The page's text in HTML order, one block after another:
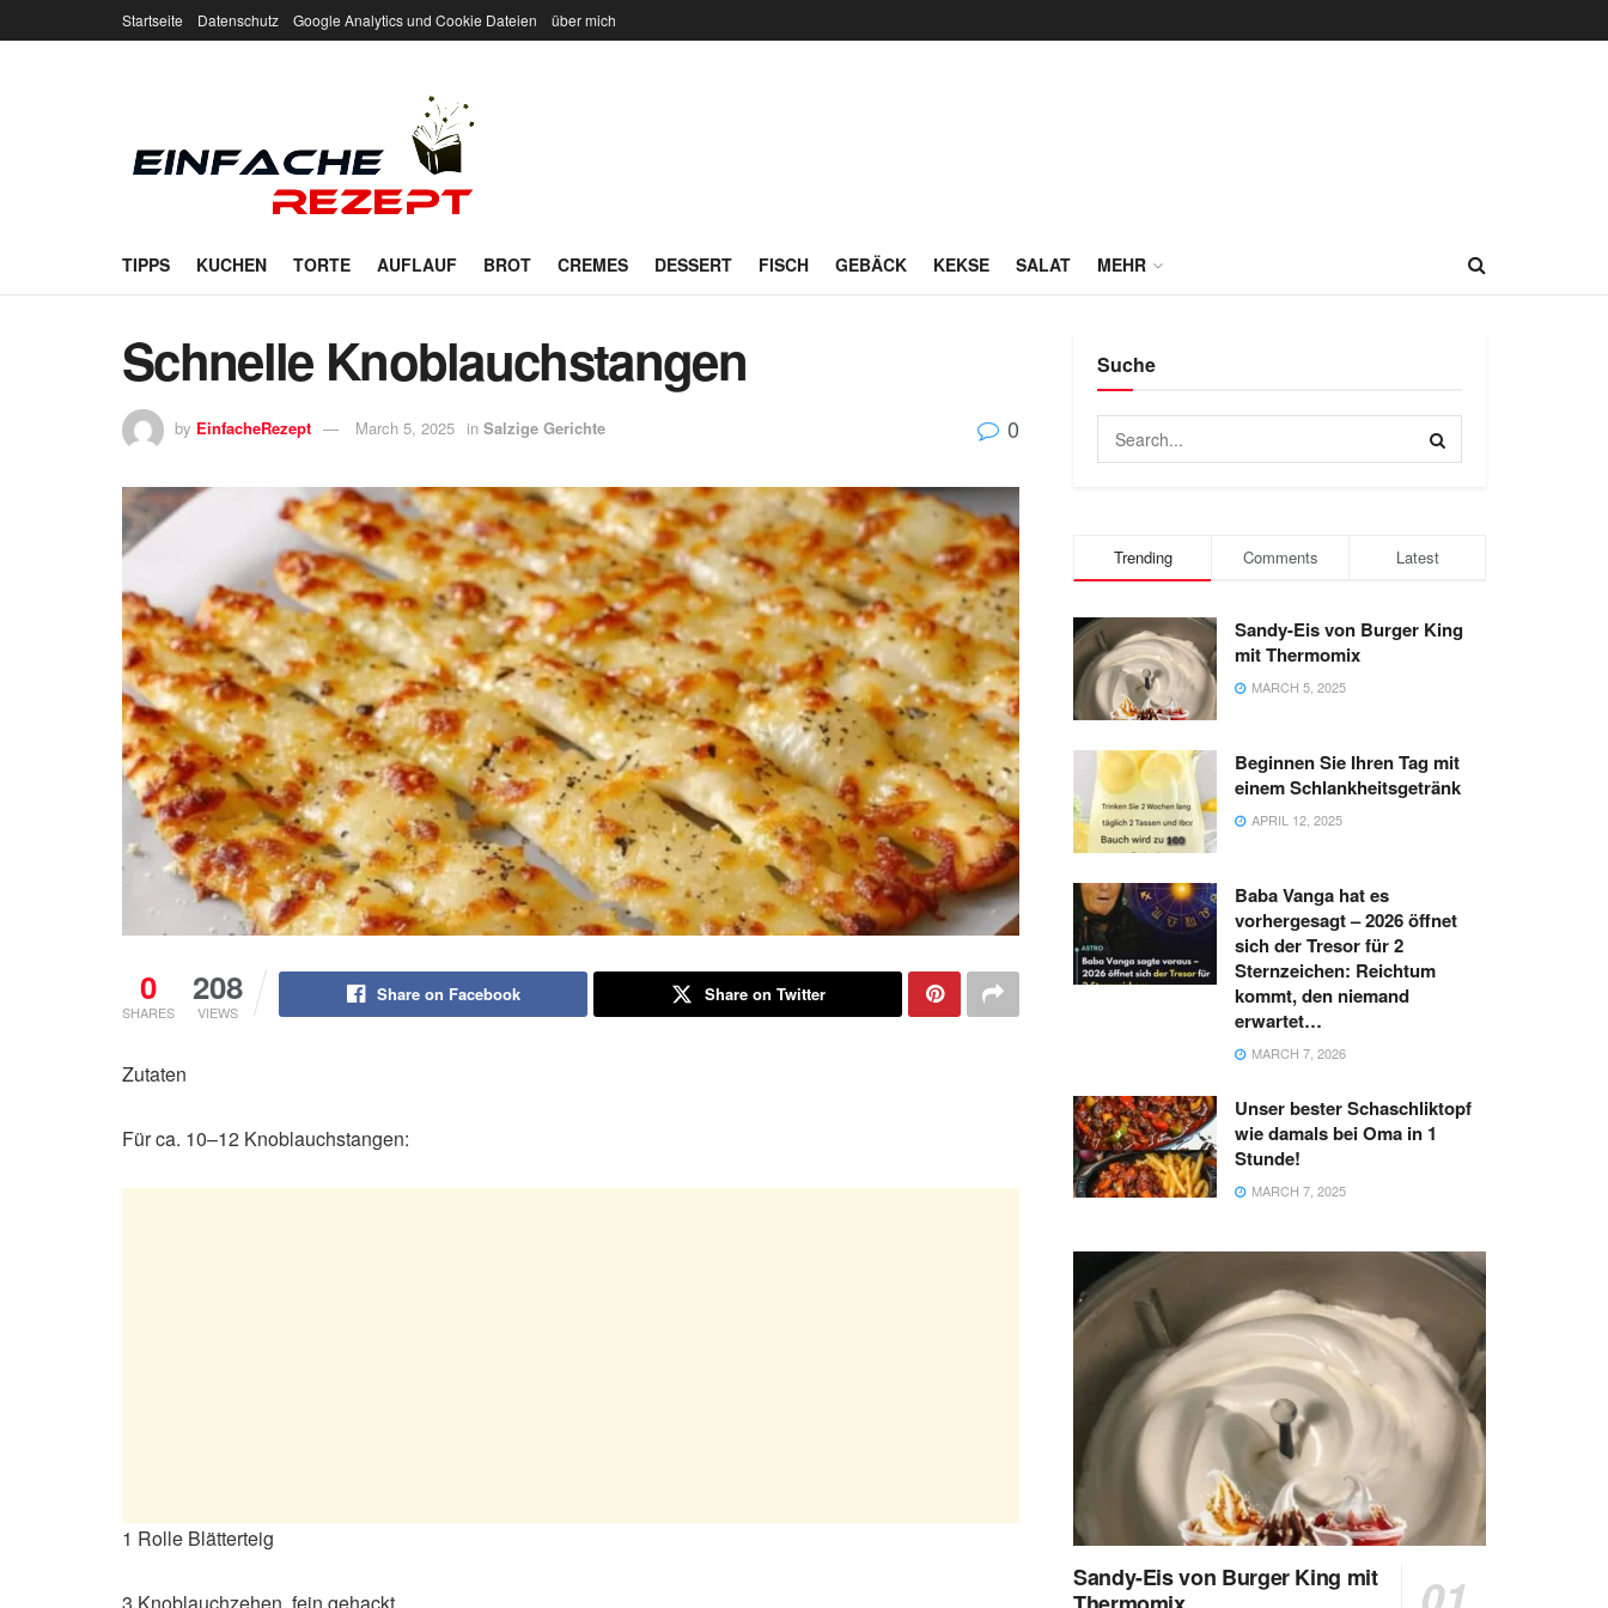
Startseite Datenschutz Google Analytics und Cookie Dateien über mich
TIPPS KUCHEN TORTE AUFLAUF BROT CREMES DESSERT FISCH GEBÄCK KEKSE SALAT MEHR
Schnelle Knoblauchstangen
by EinfacheRezept March 5, 2025 in Salzige Gerichte 0
0
SHARES
208
VIEWS
Share on Facebook Share on Twitter
Zutaten
Für ca. 10–12 Knoblauchstangen:
1 Rolle Blätterteig
3 Knoblauchzehen, fein gehackt
Suche
Trending Comments Latest
Sandy-Eis von Burger King
mit Thermomix
MARCH 5, 2025
Beginnen Sie Ihren Tag mit
einem Schlankheitsgetränk
APRIL 12, 2025
Baba Vanga hat es
vorhergesagt – 2026 öffnet
sich der Tresor für 2
Sternzeichen: Reichtum
kommt, den niemand
erwartet…
MARCH 7, 2026
Unser bester Schaschliktopf
wie damals bei Oma in 1
Stunde!
MARCH 7, 2025
Sandy-Eis von Burger King mit